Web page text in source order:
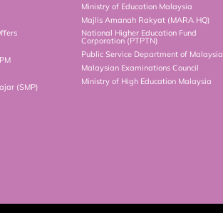
(SMP)
Ministry of Education Malaysia
Majlis Amanah Rakyat (MARA HQ)
National Higher Education Fund
Corporation (PTPTN)
Public Service Department of Malaysia
Malaysian Examinations Council
Ministry of High Education Malaysia